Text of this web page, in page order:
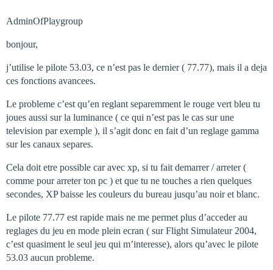
AdminOfPlaygroup
bonjour,
j’utilise le pilote 53.03, ce n’est pas le dernier ( 77.77), mais il a deja
ces fonctions avancees.
Le probleme c’est qu’en reglant separemment le rouge vert bleu tu
joues aussi sur la luminance ( ce qui n’est pas le cas sur une
television par exemple ), il s’agit donc en fait d’un reglage gamma
sur les canaux separes.
Cela doit etre possible car avec xp, si tu fait demarrer / arreter (
comme pour arreter ton pc ) et que tu ne touches a rien quelques
secondes, XP baisse les couleurs du bureau jusqu’au noir et blanc.
Le pilote 77.77 est rapide mais ne me permet plus d’acceder au
reglages du jeu en mode plein ecran ( sur Flight Simulateur 2004,
c’est quasiment le seul jeu qui m’interesse), alors qu’avec le pilote
53.03 aucun probleme.